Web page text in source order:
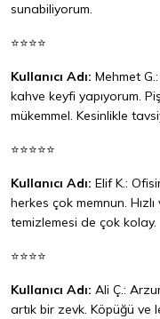
sunabiliyorum.
⭐⭐⭐⭐
Kullanıcı Adı: Mehmet
kahve keyfi yapıyorum.
mükemmel. Kesinlikle
⭐⭐⭐⭐⭐
Kullanıcı Adı: Elif K.:
herkes çok memnun.
temizlemesi de çok kolay.
⭐⭐⭐⭐
Kullanıcı Adı: Ali Ç.:
artık bir zevk. Köpüğü ve